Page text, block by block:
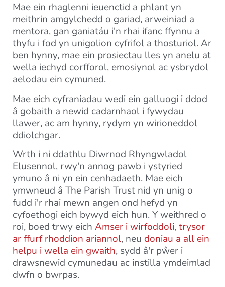
Mae ein rhaglenni ieuenctid a phlant yn
meithrin amgylchedd o gariad, arweiniad a
mentora, gan ganiatáu i'n rhai ifanc ffynnu a
thyfu i fod yn unigolion cyfrifol a thosturiol. Ar
ben hynny, mae ein prosiectau lles yn anelu at
wella iechyd corfforol, emosiynol ac ysbrydol
aelodau ein cymuned.
Mae eich cyfraniadau wedi ein galluogi i ddod
â gobaith a newid cadarnhaol i fywydau
llawer, ac am hynny, rydym yn wirioneddol
ddiolchgar.
Wrth i ni ddathlu Diwrnod Rhyngwladol
Elusennol, rwy'n annog pawb i ystyried
ymuno â ni yn ein cenhadaeth. Mae eich
ymwneud â The Parish Trust nid yn unig o
fudd i'r rhai mewn angen ond hefyd yn
cyfoethogi eich bywyd eich hun. Y weithred o
roi, boed trwy eich Amser i wirfoddoli,trysor
ar ffurf rhoddion ariannol, neu doniau a all ein
helpu i wella ein gwaith, sydd â'r pŵer i
drawsnewid cymunedau ac instilla ymdeimlad
dwfn o bwrpas.